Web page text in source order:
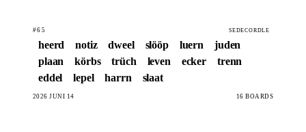
#65 SEDECORDLE
heerd notiz dweel slööp luern
juden
plaan
körbs trüch leven ecker
trenn
eddel
lepel harrn slaat
2026 JUNI 14 16 BOARDS